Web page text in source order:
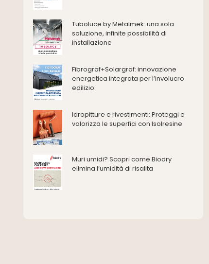
Deumidificazione
Domotica e impianti elettrici
Energie rinnovabili
Impermeabilizzazione
Impianti idrici e depurazione
Impianti termici e climatizzazione
Isolamento
Materiali da costruzione
Pannelli
Pareti Interne
Reti di adduzione gas
Tuboluce by Metalmek: una sola
soluzione, infinite possibilità di
installazione
Fibrograf+Solargraf: innovazione
energetica integrata per l’involucro
edilizio
Idropitture e rivestimenti: Proteggi e
valorizza le superfici con Isolresine
Muri umidi? Scopri come Biodry
elimina l’umidità di risalita